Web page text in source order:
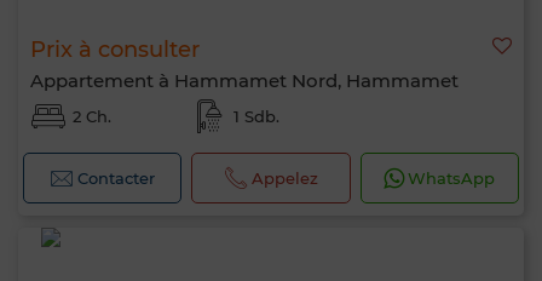
Prix à consulter
Appartement à Hammamet Nord, Hammamet
2 Ch. 1 Sdb.
Contacter Appelez WhatsApp